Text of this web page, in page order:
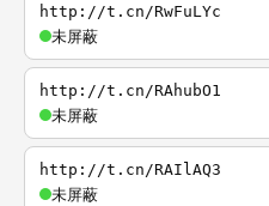
http://t.cn/RwFuLYc
未屏蔽
http://t.cn/RAhubO1
未屏蔽
http://t.cn/RAIlAQ3
未屏蔽